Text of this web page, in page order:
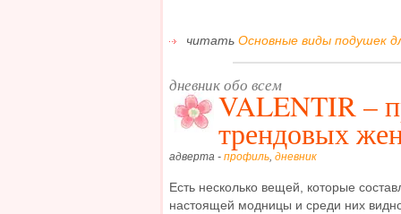
читать Основные виды подушек
дневник обо всем
VALENTIR –
трендовых
адверта - профиль, дневник
Есть несколько вещей, которые
настоящей модницы и среди них